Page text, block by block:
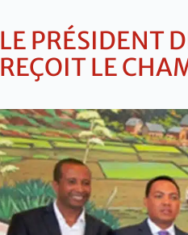
LE PRÉSIDENT
REÇOIT LE